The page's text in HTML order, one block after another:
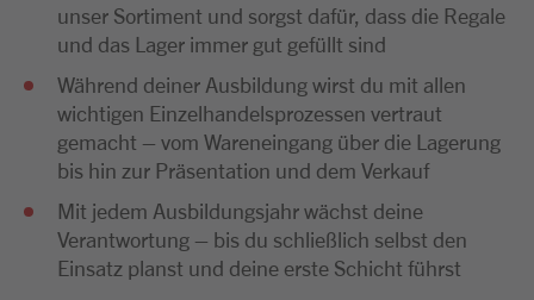
unser Sortiment und sorgst dafür, dass die Regale
und das Lager immer gut gefüllt sind
Während deiner Ausbildung wirst du mit allen
wichtigen Einzelhandelsprozessen vertraut
gemacht – vom Wareneingang über die Lagerung
bis hin zur Präsentation und dem Verkauf
Mit jedem Ausbildungsjahr wächst deine
Verantwortung – bis du schließlich selbst den
Einsatz planst und deine erste Schicht führst